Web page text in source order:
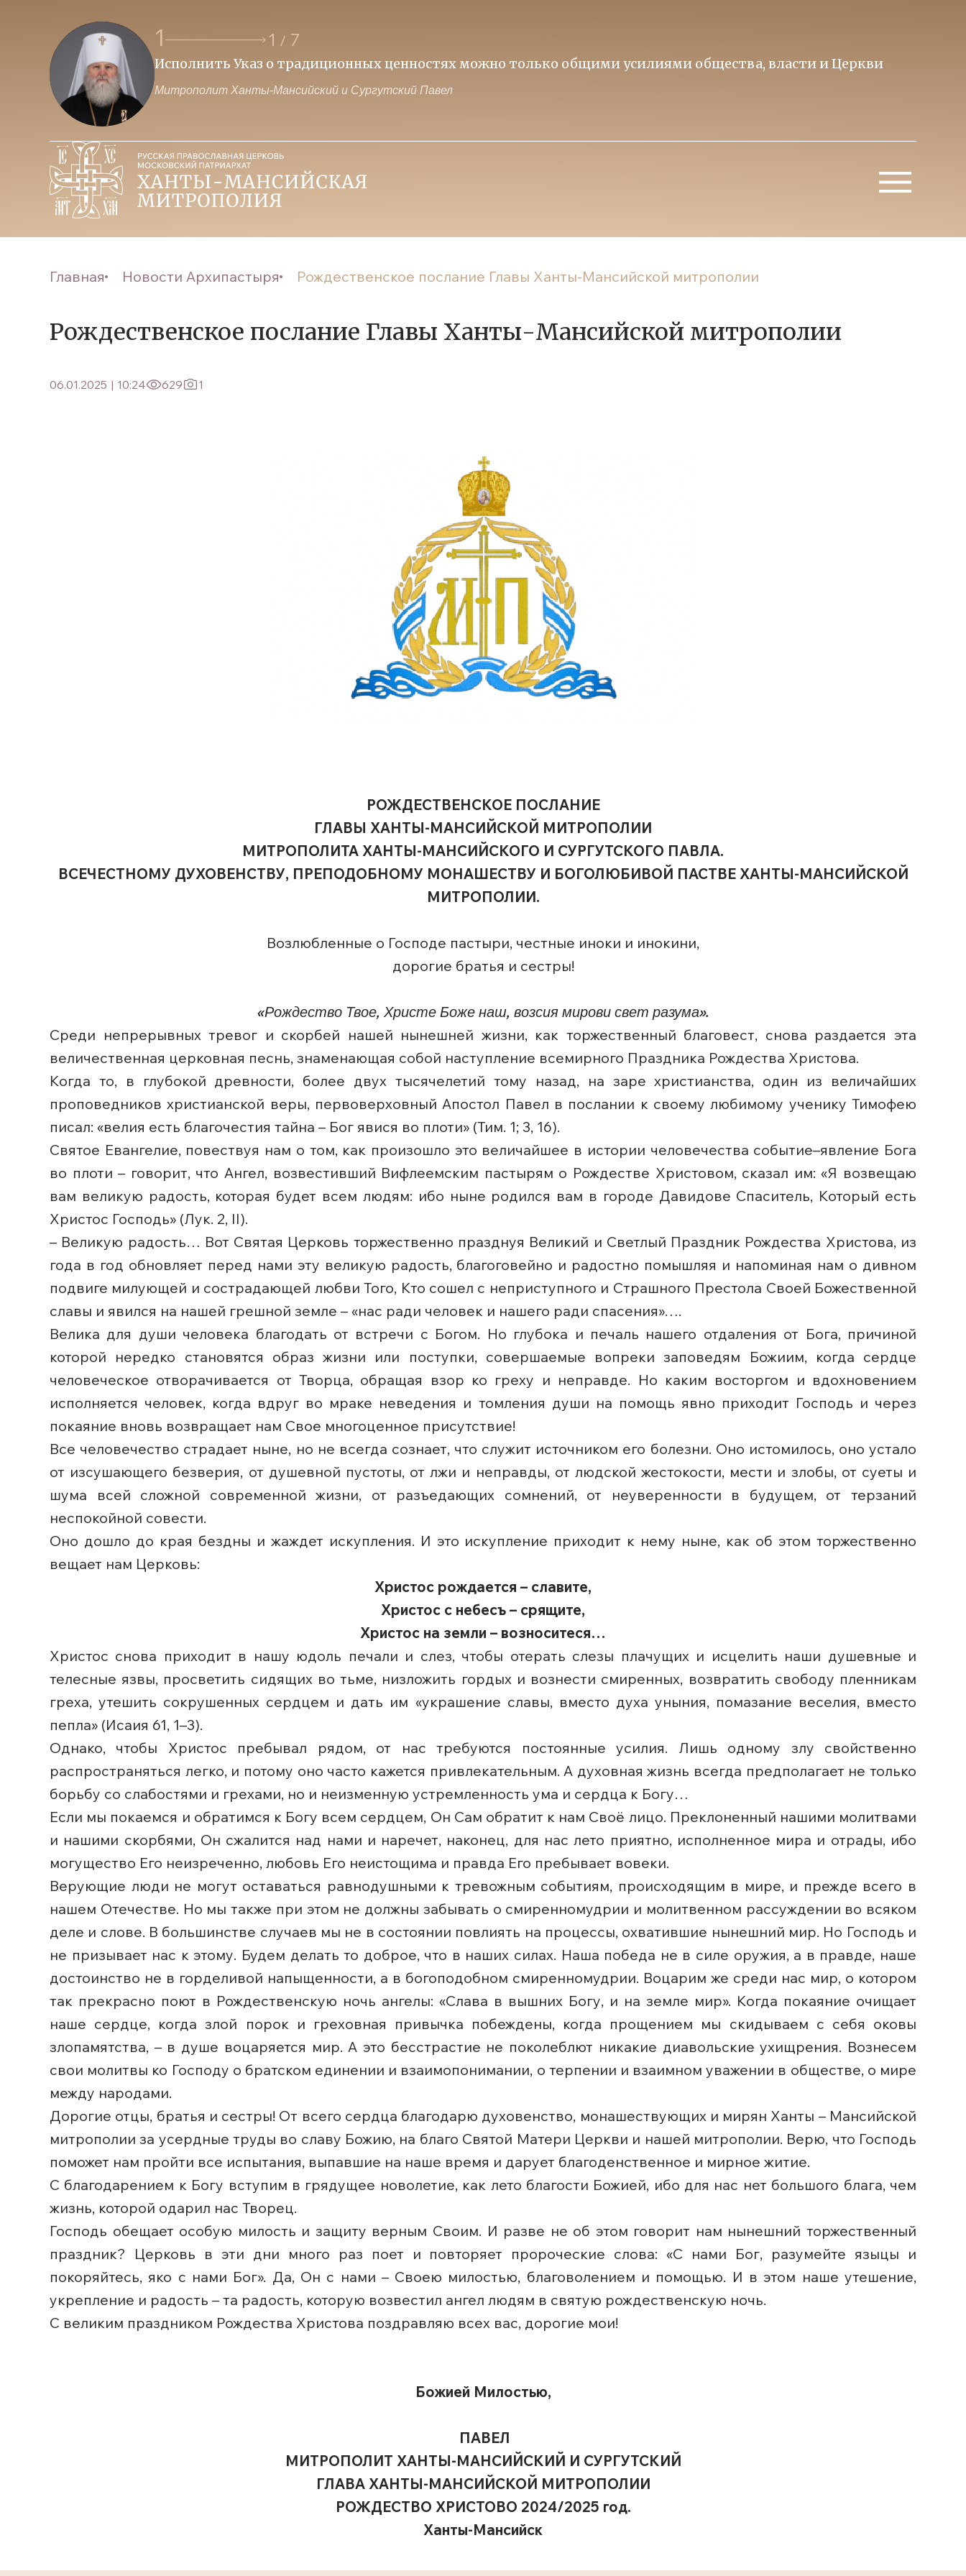
1 1 / 7
Исполнить Указ о традиционных ценностях можно только общими усилиями общества, власти и Церкви
Митрополит Ханты-Мансийский и Сургутский Павел
Главная Новости Архипастыря Рождественское послание Главы Ханты-Мансийской митрополии
Рождественское послание Главы Ханты-Мансийской митрополии
06.01.2025 | 10:24 629 1
РОЖДЕСТВЕНСКОЕ ПОСЛАНИЕ
ГЛАВЫ ХАНТЫ-МАНСИЙСКОЙ МИТРОПОЛИИ
МИТРОПОЛИТА ХАНТЫ-МАНСИЙСКОГО И СУРГУТСКОГО ПАВЛА.
ВСЕЧЕСТНОМУ ДУХОВЕНСТВУ, ПРЕПОДОБНОМУ МОНАШЕСТВУ И БОГОЛЮБИВОЙ ПАСТВЕ ХАНТЫ-МАНСИЙСКОЙ
МИТРОПОЛИИ.
Возлюбленные о Господе пастыри, честные иноки и инокини,
дорогие братья и сестры!
«Рождество Твое, Христе Боже наш, возсия мирови свет разума».
Среди непрерывных тревог и скорбей нашей нынешней жизни, как торжественный благовест, снова раздается эта
величественная церковная песнь, знаменающая собой наступление всемирного Праздника Рождества Христова.
Когда то, в глубокой древности, более двух тысячелетий тому назад, на заре христианства, один из величайших
проповедников христианской веры, первоверховный Апостол Павел в послании к своему любимому ученику Тимофею
писал: «велия есть благочестия тайна – Бог явися во плоти» (Тим. 1; 3, 16).
Святое Евангелие, повествуя нам о том, как произошло это величайшее в истории человечества событие–явление Бога
во плоти – говорит, что Ангел, возвестивший Вифлеемским пастырям о Рождестве Христовом, сказал им: «Я возвещаю
вам великую радость, которая будет всем людям: ибо ныне родился вам в городе Давидове Спаситель, Который есть
Христос Господь» (Лук. 2, II).
– Великую радость… Вот Святая Церковь торжественно празднуя Великий и Светлый Праздник Рождества Христова, из
года в год обновляет перед нами эту великую радость, благоговейно и радостно помышляя и напоминая нам о дивном
подвиге милующей и сострадающей любви Того, Кто сошел с неприступного и Страшного Престола Своей Божественной
славы и явился на нашей грешной земле – «нас ради человек и нашего ради спасения»….
Велика для души человека благодать от встречи с Богом. Но глубока и печаль нашего отдаления от Бога, причиной
которой нередко становятся образ жизни или поступки, совершаемые вопреки заповедям Божиим, когда сердце
человеческое отворачивается от Творца, обращая взор ко греху и неправде. Но каким восторгом и вдохновением
исполняется человек, когда вдруг во мраке неведения и томления души на помощь явно приходит Господь и через
покаяние вновь возвращает нам Свое многоценное присутствие!
Все человечество страдает ныне, но не всегда сознает, что служит источником его болезни. Оно истомилось, оно устало
от изсушающего безверия, от душевной пустоты, от лжи и неправды, от людской жестокости, мести и злобы, от суеты и
шума всей сложной современной жизни, от разъедающих сомнений, от неуверенности в будущем, от терзаний
неспокойной совести.
Оно дошло до края бездны и жаждет искупления. И это искупление приходит к нему ныне, как об этом торжественно
вещает нам Церковь:
Христос рождается – славите,
Христос с небесъ – срящите,
Христос на земли – возноситеся…
Христос снова приходит в нашу юдоль печали и слез, чтобы отерать слезы плачущих и исцелить наши душевные и
телесные язвы, просветить сидящих во тьме, низложить гордых и вознести смиренных, возвратить свободу пленникам
греха, утешить сокрушенных сердцем и дать им «украшение славы, вместо духа уныния, помазание веселия, вместо
пепла» (Исаия 61, 1–3).
Однако, чтобы Христос пребывал рядом, от нас требуются постоянные усилия. Лишь одному злу свойственно
распространяться легко, и потому оно часто кажется привлекательным. А духовная жизнь всегда предполагает не только
борьбу со слабостями и грехами, но и неизменную устремленность ума и сердца к Богу…
Если мы покаемся и обратимся к Богу всем сердцем, Он Сам обратит к нам Своё лицо. Преклоненный нашими молитвами
и нашими скорбями, Он сжалится над нами и наречет, наконец, для нас лето приятно, исполненное мира и отрады, ибо
могущество Его неизреченно, любовь Его неистощима и правда Его пребывает вовеки.
Верующие люди не могут оставаться равнодушными к тревожным событиям, происходящим в мире, и прежде всего в
нашем Отечестве. Но мы также при этом не должны забывать о смиренномудрии и молитвенном рассуждении во всяком
деле и слове. В большинстве случаев мы не в состоянии повлиять на процессы, охватившие нынешний мир. Но Господь и
не призывает нас к этому. Будем делать то доброе, что в наших силах. Наша победа не в силе оружия, а в правде, наше
достоинство не в горделивой напыщенности, а в богоподобном смиренномудрии. Воцарим же среди нас мир, о котором
так прекрасно поют в Рождественскую ночь ангелы: «Слава в вышних Богу, и на земле мир». Когда покаяние очищает
наше сердце, когда злой порок и греховная привычка побеждены, когда прощением мы скидываем с себя оковы
злопамятства, – в душе воцаряется мир. А это бесстрастие не поколеблют никакие диавольские ухищрения. Вознесем
свои молитвы ко Господу о братском единении и взаимопонимании, о терпении и взаимном уважении в обществе, о мире
между народами.
Дорогие отцы, братья и сестры! От всего сердца благодарю духовенство, монашествующих и мирян Ханты – Мансийской
митрополии за усердные труды во славу Божию, на благо Святой Матери Церкви и нашей митрополии. Верю, что Господь
поможет нам пройти все испытания, выпавшие на наше время и дарует благоденственное и мирное житие.
С благодарением к Богу вступим в грядущее новолетие, как лето благости Божией, ибо для нас нет большого блага, чем
жизнь, которой одарил нас Творец.
Господь обещает особую милость и защиту верным Своим. И разве не об этом говорит нам нынешний торжественный
праздник? Церковь в эти дни много раз поет и повторяет пророческие слова: «С нами Бог, разумейте языцы и
покоряйтесь, яко с нами Бог». Да, Он с нами – Своею милостью, благоволением и помощью. И в этом наше утешение,
укрепление и радость – та радость, которую возвестил ангел людям в святую рождественскую ночь.
С великим праздником Рождества Христова поздравляю всех вас, дорогие мои!
Божией Милостью,
ПАВЕЛ
МИТРОПОЛИТ ХАНТЫ-МАНСИЙСКИЙ И СУРГУТСКИЙ
ГЛАВА ХАНТЫ-МАНСИЙСКОЙ МИТРОПОЛИИ
РОЖДЕСТВО ХРИСТОВО 2024/2025 год.
Ханты-Мансийск